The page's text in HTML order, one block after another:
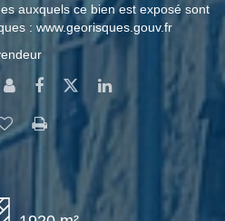
auxquels ce bien est exposé sont
: www.georisques.gouv.fr